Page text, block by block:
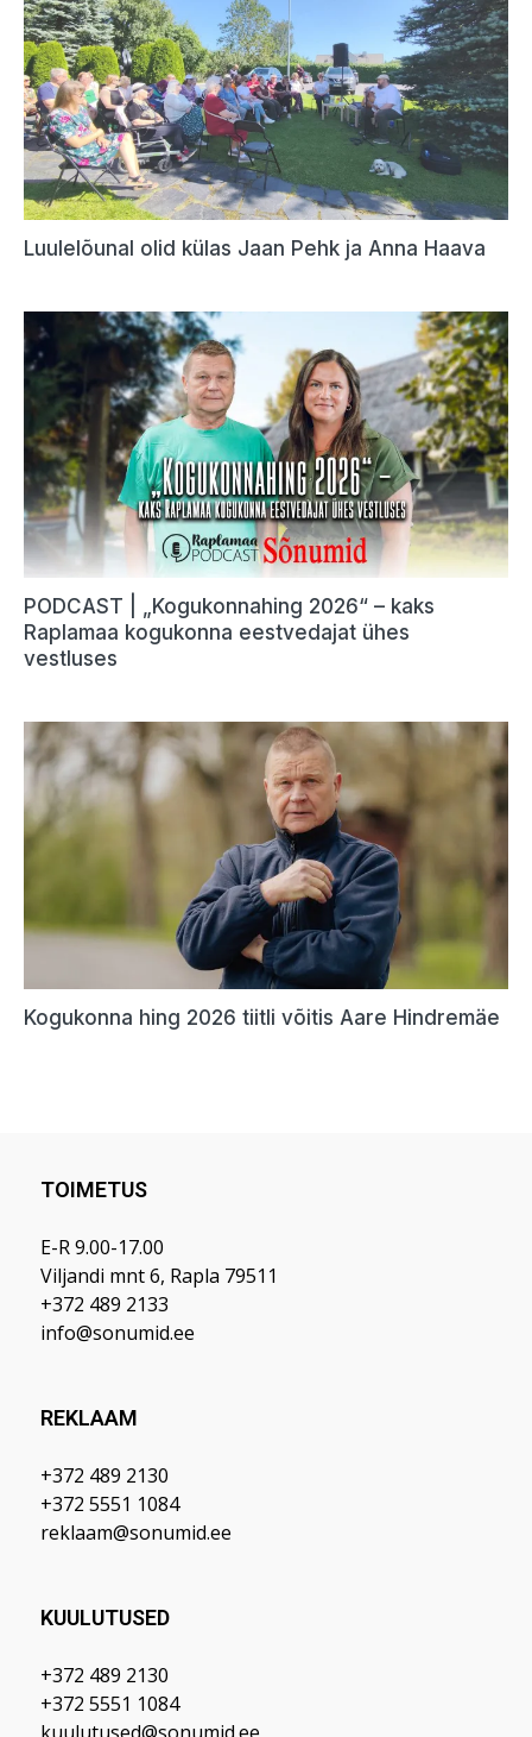
TOIMETUS
E-R 9.00-17.00
Viljandi mnt 6, Rapla 79511
+372 489 2133
info@sonumid.ee
REKLAAM
+372 489 2130
+372 5551 1084
reklaam@sonumid.ee
KUULUTUSED
+372 489 2130
+372 5551 1084
kuulutused@sonumid.ee